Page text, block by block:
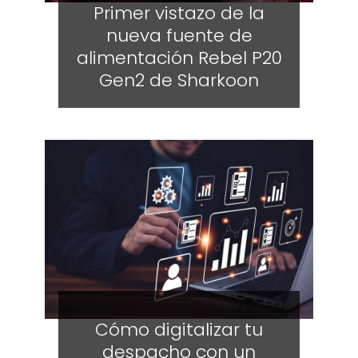
Primer vistazo de la
nueva fuente de
alimentación Rebel P20
Gen2 de Sharkoon
Cómo digitalizar tu
despacho con un